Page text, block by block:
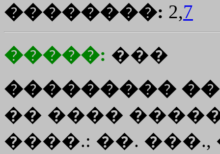
��������: 2,7
�����: ���
���������
�� ����
����.: ��.